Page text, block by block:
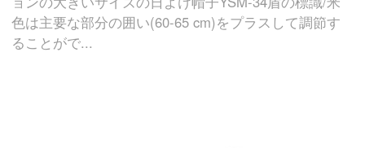
色は主要な部分の囲い(60-65 cm)をプラスして調節す
ることがで...